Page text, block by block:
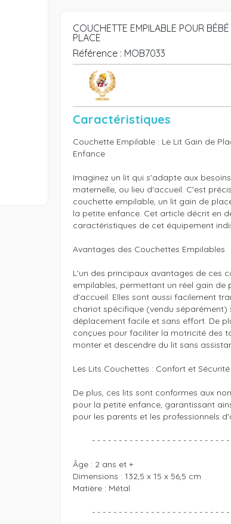
COUCHETTE EMPILABLE POUR
PLACE
Référence : MOB7033
Caractéristiques
Couchette Empilable : Le Lit Gain de
Enfance
Imaginez un lit qui s'adapte aux
maternelle, ou lieu d'accueil. C'est
couchette empilable, un lit gain de
la petite enfance. Cet article décrit en
caractéristiques de cet équipement
Avantages des Couchettes Empilables
L'un des principaux avantages de ces
empilables, permettant un réel gain de
d'accueil. Elles sont aussi facilement
chariot spécifique (vendu séparément)
déplacement facile et sans effort. De
conçues pour faciliter la motricité des
monter et descendre du lit sans
Les Lits Couchettes : Confort et Sécurité
De plus, ces lits sont conformes aux
pour la petite enfance, garantissant
pour les parents et les professionnels
Âge : 2 ans et +
Dimensions : 132,5 x 15 x 56,5 cm
Matière : Métal